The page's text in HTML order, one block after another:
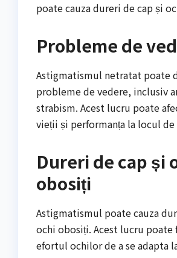
poate cauza dureri de cap și
Probleme de
Astigmatismul netratat poate
probleme de vedere, inclusiv
strabism. Acest lucru poate
vieții și performanța la locul de
Dureri de cap și
obosiți
Astigmatismul poate cauza
ochi obosiți. Acest lucru poate
efortul ochilor de a se adapta